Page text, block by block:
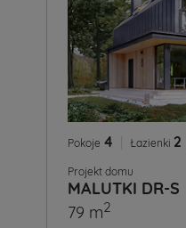
Pokoje 4 Łazienki 2
Projekt domu
MALUTKI DR-S
79 m2